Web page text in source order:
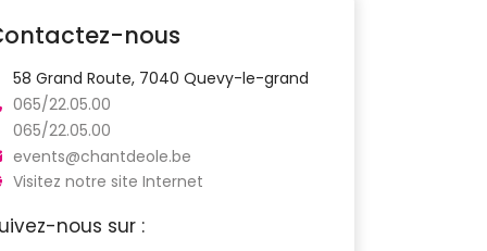
nous
58 Grand Route, 7040 Quevy-le-grand
065/22.05.00
065/22.05.00
events@chantdeole.be
Visitez notre site Internet
nous sur :